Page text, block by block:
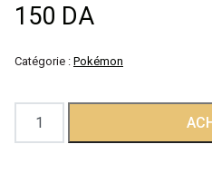
150 DA
Catégorie : Pokémon
quantité
de